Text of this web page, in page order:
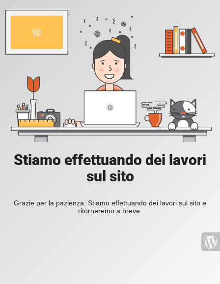
Stiamo effettuando dei lavori
sul sito
Grazie per la pazienza. Stiamo effettuando dei lavori sul sito e
ritorneremo a breve.